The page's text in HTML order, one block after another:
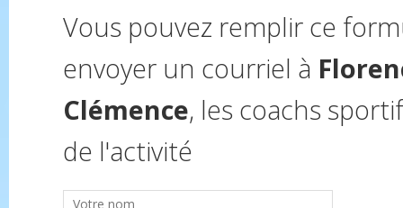
Vous pouvez remplir ce
envoyer un courriel à
Clémence, les coachs
de l'activité